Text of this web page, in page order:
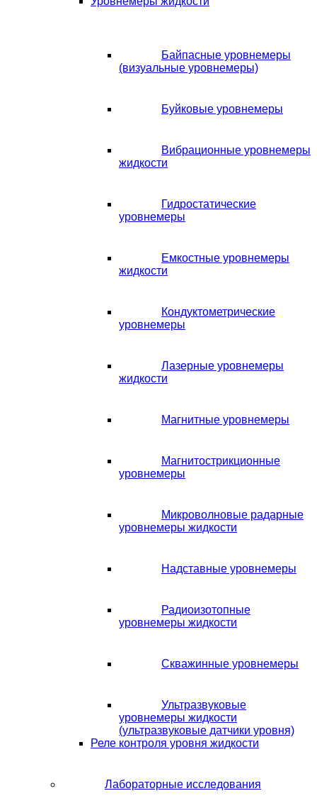
Байпасные уровнемеры
(визуальные уровнемеры)
Буйковые уровнемеры
Вибрационные уровнемеры
жидкости
Гидростатические
уровнемеры
Емкостные уровнемеры
жидкости
Кондуктометрические
уровнемеры
Лазерные уровнемеры
жидкости
Магнитные уровнемеры
Магнитострикционные
уровнемеры
Микроволновые радарные
уровнемеры жидкости
Надставные уровнемеры
Радиоизотопные
уровнемеры жидкости
Скважинные уровнемеры
Ультразвуковые
уровнемеры жидкости
(ультразвуковые датчики уровня)
Реле контроля уровня жидкости
Лабораторные исследования